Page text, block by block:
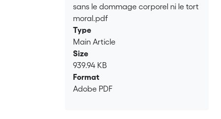
sans le dommage corporel ni le tort
moral.pdf
Type
Main Article
Size
939.94 KB
Format
Adobe PDF